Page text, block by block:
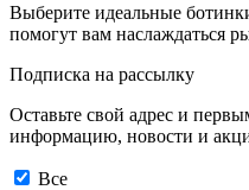
Выберите идеальные
помогут вам наслаждаться
Подписка на рассылку
Оставьте свой адрес и
информацию, новости и
Все